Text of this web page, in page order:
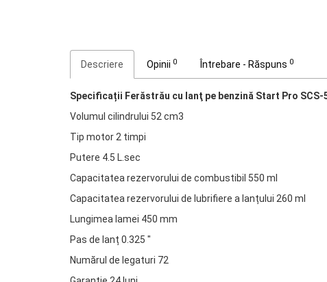
Descriere Opinii 0 Întrebare - Răspuns 0
Specificații Ferăstrău cu lanţ pe benzină Start Pro SCS-
Volumul cilindrului 52 cm3
Tip motor 2 timpi
Putere 4.5 L.sec
Capacitatea rezervorului de combustibil 550 ml
Capacitatea rezervorului de lubrifiere a lanțului 260 ml
Lungimea lamei 450 mm
Pas de lanț 0.325 "
Numărul de legaturi 72